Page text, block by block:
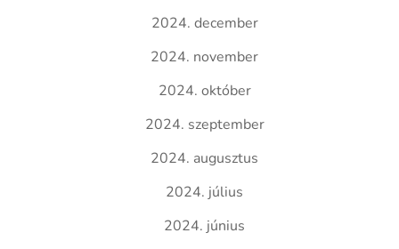
2024. december
2024. november
2024. október
2024. szeptember
2024. augusztus
2024. július
2024. június